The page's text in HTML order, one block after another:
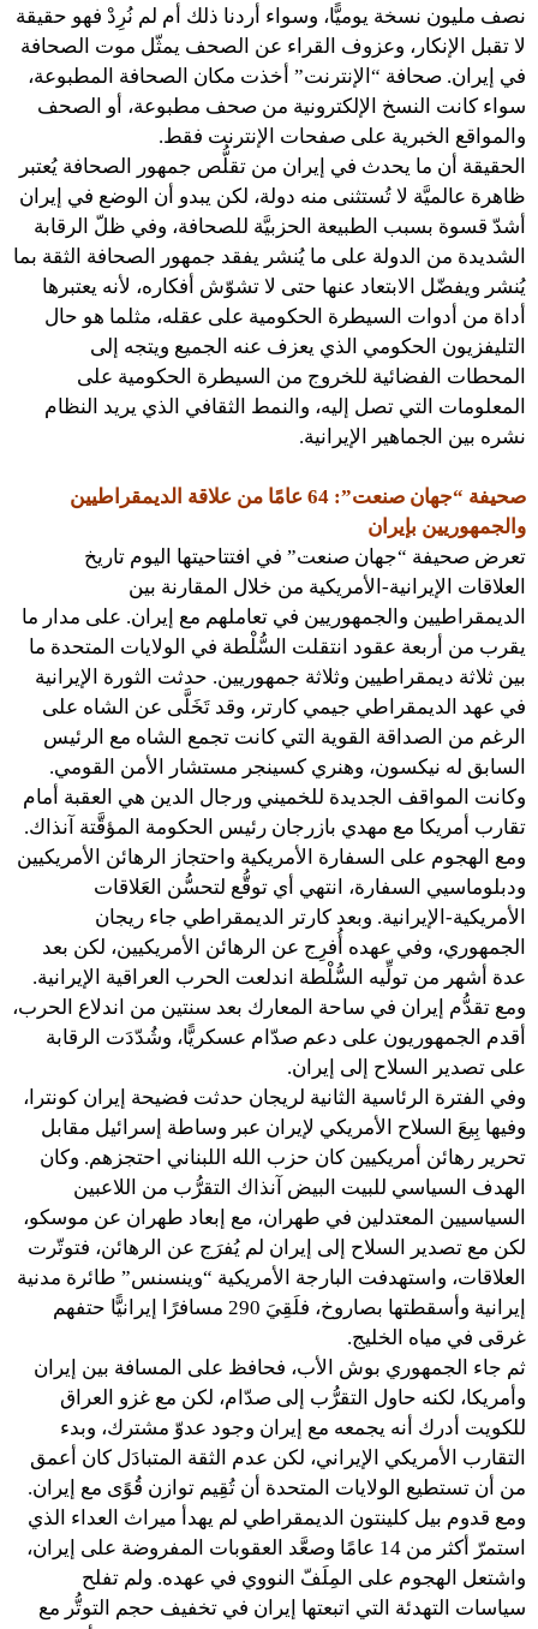
نصف مليون نسخة يوميًّا، وسواء أردنا ذلك أم لم نُرِدْ فهو حقيقة
لا تقبل الإنكار، وعزوف القراء عن الصحف يمثّل موت الصحافة
في إيران. صحافة “الإنترنت” أخذت مكان الصحافة المطبوعة،
سواء كانت النسخ الإلكترونية من صحف مطبوعة، أو الصحف
والمواقع الخبرية على صفحات الإنترنت فقط.
الحقيقة أن ما يحدث في إيران من تقلُّص جمهور الصحافة يُعتبر
ظاهرة عالميَّة لا تُستثنى منه دولة، لكن يبدو أن الوضع في إيران
أشدّ قسوة بسبب الطبيعة الحزبيَّة للصحافة، وفي ظلّ الرقابة
الشديدة من الدولة على ما يُنشر يفقد جمهور الصحافة الثقة بما
يُنشر ويفضّل الابتعاد عنها حتى لا تشوّش أفكاره، لأنه يعتبرها
أداة من أدوات السيطرة الحكومية على عقله، مثلما هو حال
التليفزيون الحكومي الذي يعزف عنه الجميع ويتجه إلى
المحطات الفضائية للخروج من السيطرة الحكومية على
المعلومات التي تصل إليه، والنمط الثقافي الذي يريد النظام
نشره بين الجماهير الإيرانية.
صحيفة “جهان صنعت”: 64 عامًا من علاقة الديمقراطيين
والجمهوريين بإيران
تعرض صحيفة “جهان صنعت” في افتتاحيتها اليوم تاريخ
العلاقات الإيرانية-الأمريكية من خلال المقارنة بين
الديمقراطيين والجمهوريين في تعاملهم مع إيران. على مدار ما
يقرب من أربعة عقود انتقلت السُّلْطة في الولايات المتحدة ما
بين ثلاثة ديمقراطيين وثلاثة جمهوريين. حدثت الثورة الإيرانية
في عهد الديمقراطي جيمي كارتر، وقد تَخَلَّى عن الشاه على
الرغم من الصداقة القوية التي كانت تجمع الشاه مع الرئيس
السابق له نيكسون، وهنري كسينجر مستشار الأمن القومي.
وكانت المواقف الجديدة للخميني ورجال الدين هي العقبة أمام
تقارب أمريكا مع مهدي بازرجان رئيس الحكومة المؤقَّتة آنذاك.
ومع الهجوم على السفارة الأمريكية واحتجاز الرهائن الأمريكيين
ودبلوماسيي السفارة، انتهي أي توقُّع لتحسُّن العَلاقات
الأمريكية-الإيرانية. وبعد كارتر الديمقراطي جاء ريجان
الجمهوري، وفي عهده أُفرِج عن الرهائن الأمريكيين، لكن بعد
عدة أشهر من تولِّيه السُّلْطة اندلعت الحرب العراقية الإيرانية.
ومع تقدُّم إيران في ساحة المعارك بعد سنتين من اندلاع الحرب،
أقدم الجمهوريون على دعم صدّام عسكريًّا، وشُدّدَت الرقابة
على تصدير السلاح إلى إيران.
وفي الفترة الرئاسية الثانية لريجان حدثت فضيحة إيران كونترا،
وفيها بِيعَ السلاح الأمريكي لإيران عبر وساطة إسرائيل مقابل
تحرير رهائن أمريكيين كان حزب الله اللبناني احتجزهم. وكان
الهدف السياسي للبيت البيض آنذاك التقرُّب من اللاعبين
السياسيين المعتدلين في طهران، مع إبعاد طهران عن موسكو،
لكن مع تصدير السلاح إلى إيران لم يُفرَج عن الرهائن، فتوتّرت
العلاقات، واستهدفت البارجة الأمريكية “وينسنس” طائرة مدنية
إيرانية وأسقطتها بصاروخ، فلَقِيَ 290 مسافرًا إيرانيًّا حتفهم
غرقى في مياه الخليج.
ثم جاء الجمهوري بوش الأب، فحافظ على المسافة بين إيران
وأمريكا، لكنه حاول التقرُّب إلى صدّام، لكن مع غزو العراق
للكويت أدرك أنه يجمعه مع إيران وجود عدوّ مشترك، وبدء
التقارب الأمريكي الإيراني، لكن عدم الثقة المتبادَل كان أعمق
من أن تستطيع الولايات المتحدة أن تُقِيم توازن قُوًى مع إيران.
ومع قدوم بيل كلينتون الديمقراطي لم يهدأ ميراث العداء الذي
استمرّ أكثر من 14 عامًا وصعَّد العقوبات المفروضة على إيران،
واشتعل الهجوم على المِلَفّ النووي في عهده. ولم تفلح
سياسات التهدئة التي اتبعتها إيران في تخفيف حجم التوتُّر مع